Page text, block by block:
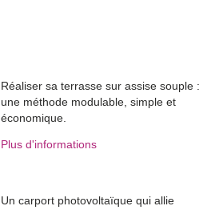
Réaliser sa terrasse sur assise souple :
une méthode modulable, simple et
économique.
Plus d'informations
Un carport photovoltaïque qui allie